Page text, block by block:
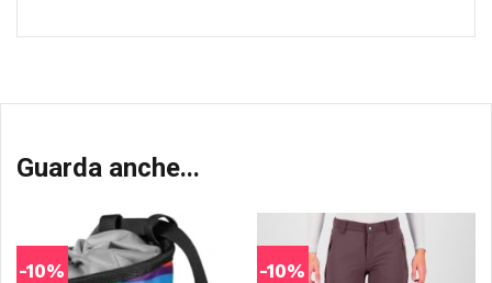
Guarda anche...
-10% -10%